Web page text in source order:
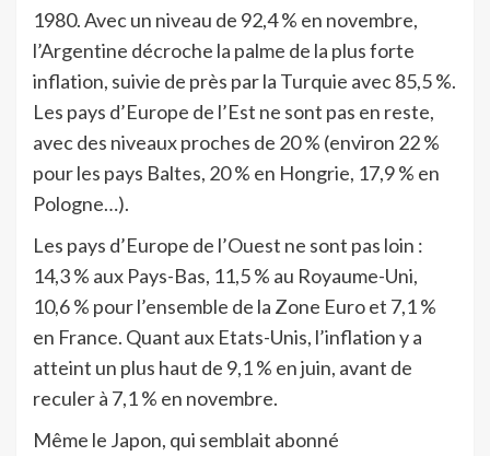
1980. Avec un niveau de 92,4 % en novembre,
l’Argentine décroche la palme de la plus forte
inflation, suivie de près par la Turquie avec 85,5 %.
Les pays d’Europe de l’Est ne sont pas en reste,
avec des niveaux proches de 20 % (environ 22 %
pour les pays Baltes, 20 % en Hongrie, 17,9 % en
Pologne…).
Les pays d’Europe de l’Ouest ne sont pas loin :
14,3 % aux Pays-Bas, 11,5 % au Royaume-Uni,
10,6 % pour l’ensemble de la Zone Euro et 7,1 %
en France. Quant aux Etats-Unis, l’inflation y a
atteint un plus haut de 9,1 % en juin, avant de
reculer à 7,1 % en novembre.
Même le Japon, qui semblait abonné